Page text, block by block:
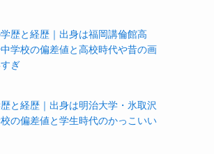
歴と経歴｜出身は福岡講倫館高
学校の偏差値と高校時代や昔の画
ぎ
と経歴｜出身は明治大学・氷取沢
の偏差値と学生時代のかっこいい